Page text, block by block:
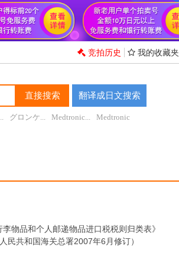
竞拍历史 我的收藏夹
直接搜索 翻译成日文搜索
グロンケ... Medtronic...
Medtronic
李物品和个人邮递物品进口税税则归类表》
人民共和国海关总署2007年6月修订）